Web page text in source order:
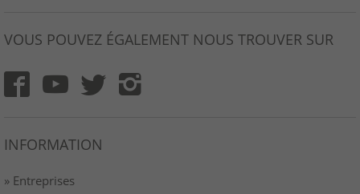
VOUS POUVEZ ÉGALEMENT NOUS TROUVER SUR
INFORMATION
» Entreprises